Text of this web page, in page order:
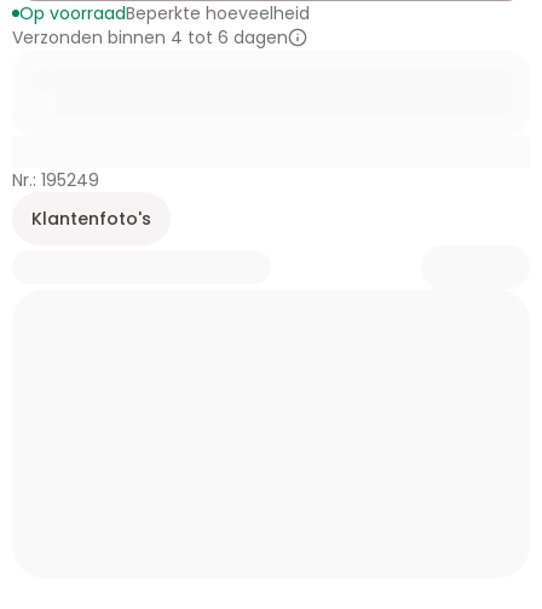
Op voorraadBeperkte hoeveelheid
Verzonden binnen 4 tot 6 dagen
Nr.: 195249
Klantenfoto's